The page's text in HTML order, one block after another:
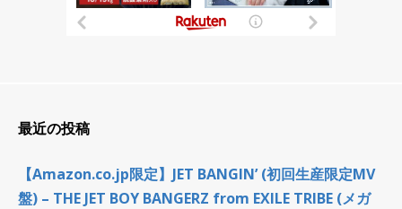
最近の投稿
【Amazon.co.jp限定】JET BANGIN’ (初回生産限定MV
盤) – THE JET BOY BANGERZ from EXILE TRIBE (メガ